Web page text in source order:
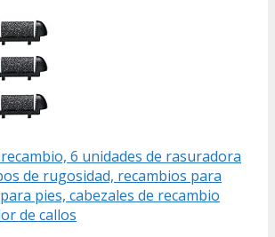
6 unidades de rasuradora
de rugosidad, recambios para
pies, cabezales de recambio
de callos